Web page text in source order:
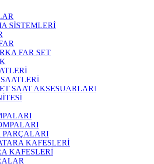
SİSTEMLERİ
FAR SET
SAAT AKSESUARLARI
PARÇALARI
KAFESLERİ
KAFESLERİ